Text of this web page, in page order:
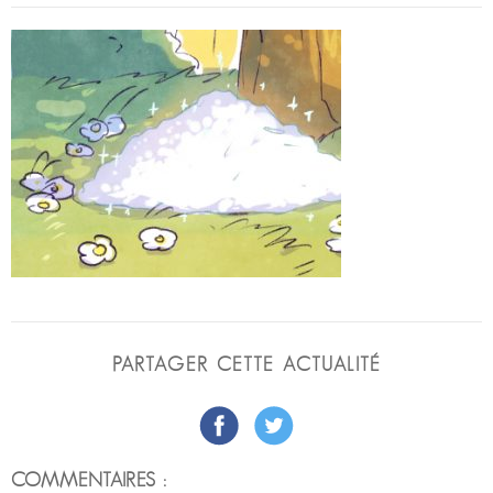
PARTAGER CETTE ACTUALITÉ
COMMENTAIRES :